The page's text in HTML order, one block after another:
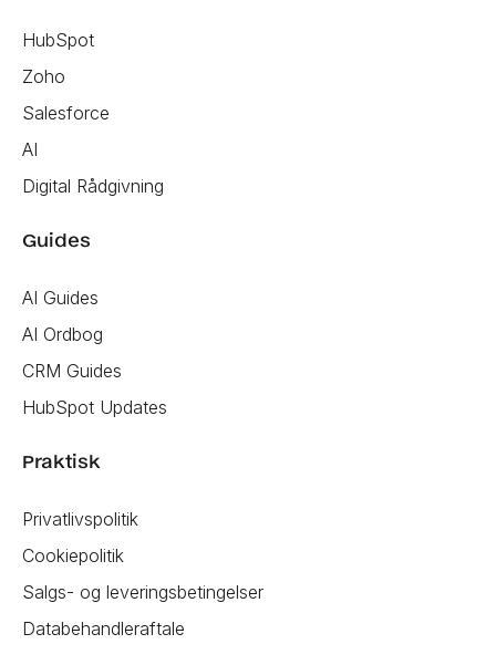
HubSpot
Zoho
Salesforce
AI
Digital Rådgivning
Guides
AI Guides
AI Ordbog
CRM Guides
HubSpot Updates
Praktisk
Privatlivspolitik
Cookiepolitik
Salgs- og leveringsbetingelser
Databehandleraftale